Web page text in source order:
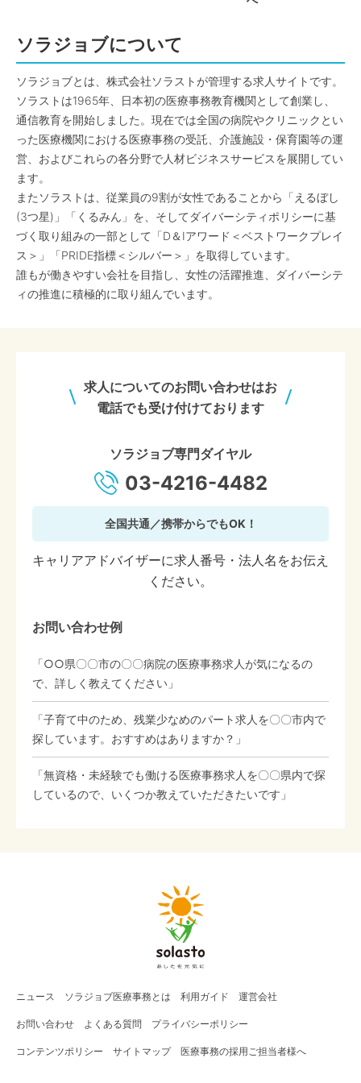
ソラジョブについて
ソラジョブとは、株式会社ソラストが管理する求人サイトです。
ソラストは1965年、日本初の医療事務教育機関として創業し、
通信教育を開始しました。現在では全国の病院やクリニックとい
った医療機関における医療事務の受託、介護施設・保育園等の運
営、およびこれらの各分野で人材ビジネスサービスを展開してい
ます。
またソラストは、従業員の9割が女性であることから「えるぼし
(3つ星)」「くるみん」を、そしてダイバーシティポリシーに基
づく取り組みの一部として「D＆Iアワード＜ベストワークプレイ
ス＞」「PRIDE指標＜シルバー＞」を取得しています。
誰もが働きやすい会社を目指し、女性の活躍推進、ダイバーシテ
ィの推進に積極的に取り組んでいます。
求人についてのお問い合わせはお
電話でも受け付けております
ソラジョブ専門ダイヤル
03-4216-4482
全国共通／携帯からでもOK！
キャリアアドバイザーに求人番号・法人名をお伝え
ください。
お問い合わせ例
「○○県〇〇市の〇〇病院の医療事務求人が気になるの
で、詳しく教えてください」
「子育て中のため、残業少なめのパート求人を〇〇市内で
探しています。おすすめはありますか？」
「無資格・未経験でも働ける医療事務求人を〇〇県内で探
しているので、いくつか教えていただきたいです」
ニュース ソラジョブ医療事務 とは 利用ガイド 運営会社
お問い合わせ よくある質問 プライバシーポリシー
コンテンツポリシー サイトマップ 医療事務の採用ご担当者様へ